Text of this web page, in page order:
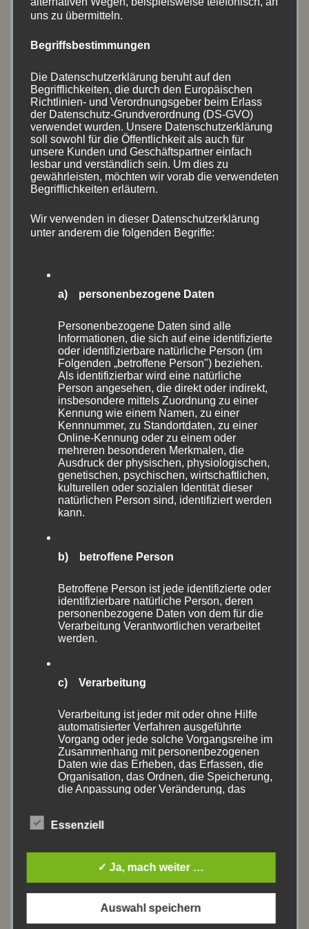
April 2024(2)
August 2023(17)
April 2023(8)
August 2022(14)
Juni 2022(11)
Mai 2022(1)
April 2022(1)
September 2021
Juli 2021(1)
Juni 2021(3)
Mai 2021(4)
September 2020(1)
August 2020(18)
Juli 2020(1)
Mai 2020 (1)
April 2020(1)
Oktober 2019(2)
September 2019
August 2019(13)
Juli 2019 (2)
Juni 2019(9)
April 2019(4)
(1)
Oktober 2018(1)
September 2018
August 2018(10)
Juli 2018(5)
uns zu übermitteln.
Begriffsbestimmungen
Die Datenschutzerklärung beruht auf den
Begrifflichkeiten, die durch den Europäischen
Richtlinien- und Verordnungsgeber beim Erlass
der Datenschutz-Grundverordnung (DS-GVO)
verwendet wurden. Unsere Datenschutzerklärung
soll sowohl für die Öffentlichkeit als auch für
unsere Kunden und Geschäftspartner einfach
lesbar und verständlich sein. Um dies zu
gewährleisten, möchten wir vorab die verwendeten
Begrifflichkeiten erläutern.
Wir verwenden in dieser Datenschutzerklärung
unter anderem die folgenden Begriffe:
a) personenbezogene Daten
Personenbezogene Daten sind alle
Informationen, die sich auf eine identifizierte
oder identifizierbare natürliche Person (im
Folgenden „betroffene Person") beziehen.
Als identifizierbar wird eine natürliche
Person angesehen, die direkt oder indirekt,
insbesondere mittels Zuordnung zu einer
Kennung wie einem Namen, zu einer
Kennnummer, zu Standortdaten, zu einer
Online-Kennung oder zu einem oder
mehreren besonderen Merkmalen, die
Ausdruck der physischen, physiologischen,
genetischen, psychischen, wirtschaftlichen,
kulturellen oder sozialen Identität dieser
natürlichen Person sind, identifiziert werden
kann.
b) betroffene Person
Betroffene Person ist jede identifizierte oder
identifizierbare natürliche Person, deren
personenbezogene Daten von dem für die
Verarbeitung Verantwortlichen verarbeitet
werden.
c) Verarbeitung
Verarbeitung ist jeder mit oder ohne Hilfe
automatisierter Verfahren ausgeführte
Vorgang oder jede solche Vorgangsreihe im
Zusammenhang mit personenbezogenen
Daten wie das Erheben, das Erfassen, die
Organisation, das Ordnen, die Speicherung,
die Anpassung oder Veränderung, das
Verbreitung oder eine andere Form der
Verknüpfung, die Einschränkung, das
Löschen oder die Vernichtung.
d) Einschränkung der Verarbeitung
Essenziell
✓ Ja, mach weiter …
Auswahl speichern